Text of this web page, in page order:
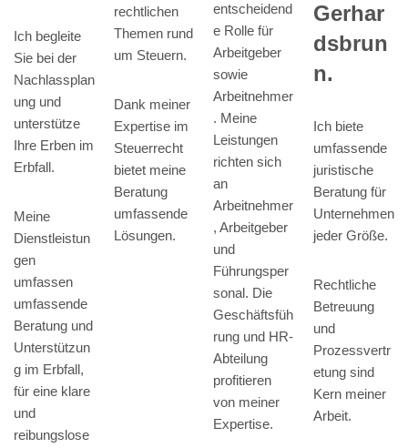
Ich begleite
Sie bei der
Nachlassplan
ung und
unterstütze
Ihre Erben im
Erbfall.
Meine
Dienstleistun
gen
umfassen
umfassende
Beratung und
Unterstützun
g im Erbfall,
für eine klare
und
reibungslose
rechtlichen
Themen rund
um Steuern.
Dank meiner
Expertise im
Steuerrecht
bietet meine
Beratung
umfassende
Lösungen.
entscheidend
e Rolle für
Arbeitgeber
sowie
Arbeitnehmer
. Meine
Leistungen
richten sich
an
Arbeitnehmer
, Arbeitgeber
und
Führungsper
sonal. Die
Geschäftsfüh
rung und HR-
Abteilung
profitieren
von meiner
Expertise.
Gerhar
dsbrun
n.
Ich biete
umfassende
juristische
Beratung für
Unternehmen
jeder Größe.
Rechtliche
Betreuung
und
Prozessvertr
etung sind
Kern meiner
Arbeit.